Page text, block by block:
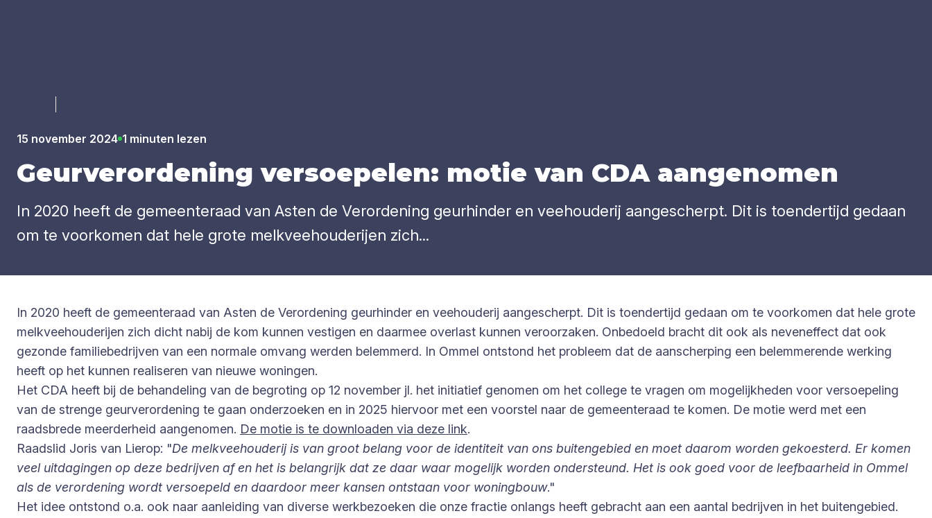
15 november 2024 1 minuten lezen
Geur­ver­or­de­ning ver­soe­pe­len: motie van CDAaan­ge­no­men
In 2020 heeft de gemeenteraad van Asten de Verordening geurhinder en veehouderij aangescherpt. Dit is toendertijd gedaan
om te voorkomen dat hele grote melkveehouderijen zich...
In 2020 heeft de gemeenteraad van Asten de Verordening geurhinder en veehouderij aangescherpt. Dit is toendertijd gedaan om te voorkomen dat hele grote
melkveehouderijen zich dicht nabij de kom kunnen vestigen en daarmee overlast kunnen veroorzaken. Onbedoeld bracht dit ook als neveneffect dat ook
gezonde familiebedrijven van een normale omvang werden belemmerd. In Ommel ontstond het probleem dat de aanscherping een belemmerende werking
heeft op het kunnen realiseren van nieuwe woningen.
Het CDA heeft bij de behandeling van de begroting op 12 november jl. het initiatief genomen om het college te vragen om mogelijkheden voor versoepeling
van de strenge geurverordening te gaan onderzoeken en in 2025 hiervoor met een voorstel naar de gemeenteraad te komen. De motie werd met een
raadsbrede meerderheid aangenomen. De motie is te downloaden via deze link.
Raadslid Joris van Lierop: "De melkveehouderij is van groot belang voor de identiteit van ons buitengebied en moet daarom worden gekoesterd. Er komen
veel uitdagingen op deze bedrijven af en het is belangrijk dat ze daar waar mogelijk worden ondersteund. Het is ook goed voor de leefbaarheid in Ommel
als de verordening wordt versoepeld en daardoor meer kansen ontstaan voor woningbouw."
Het idee ontstond o.a. ook naar aanleiding van diverse werkbezoeken die onze fractie onlangs heeft gebracht aan een aantal bedrijven in het buitengebied.